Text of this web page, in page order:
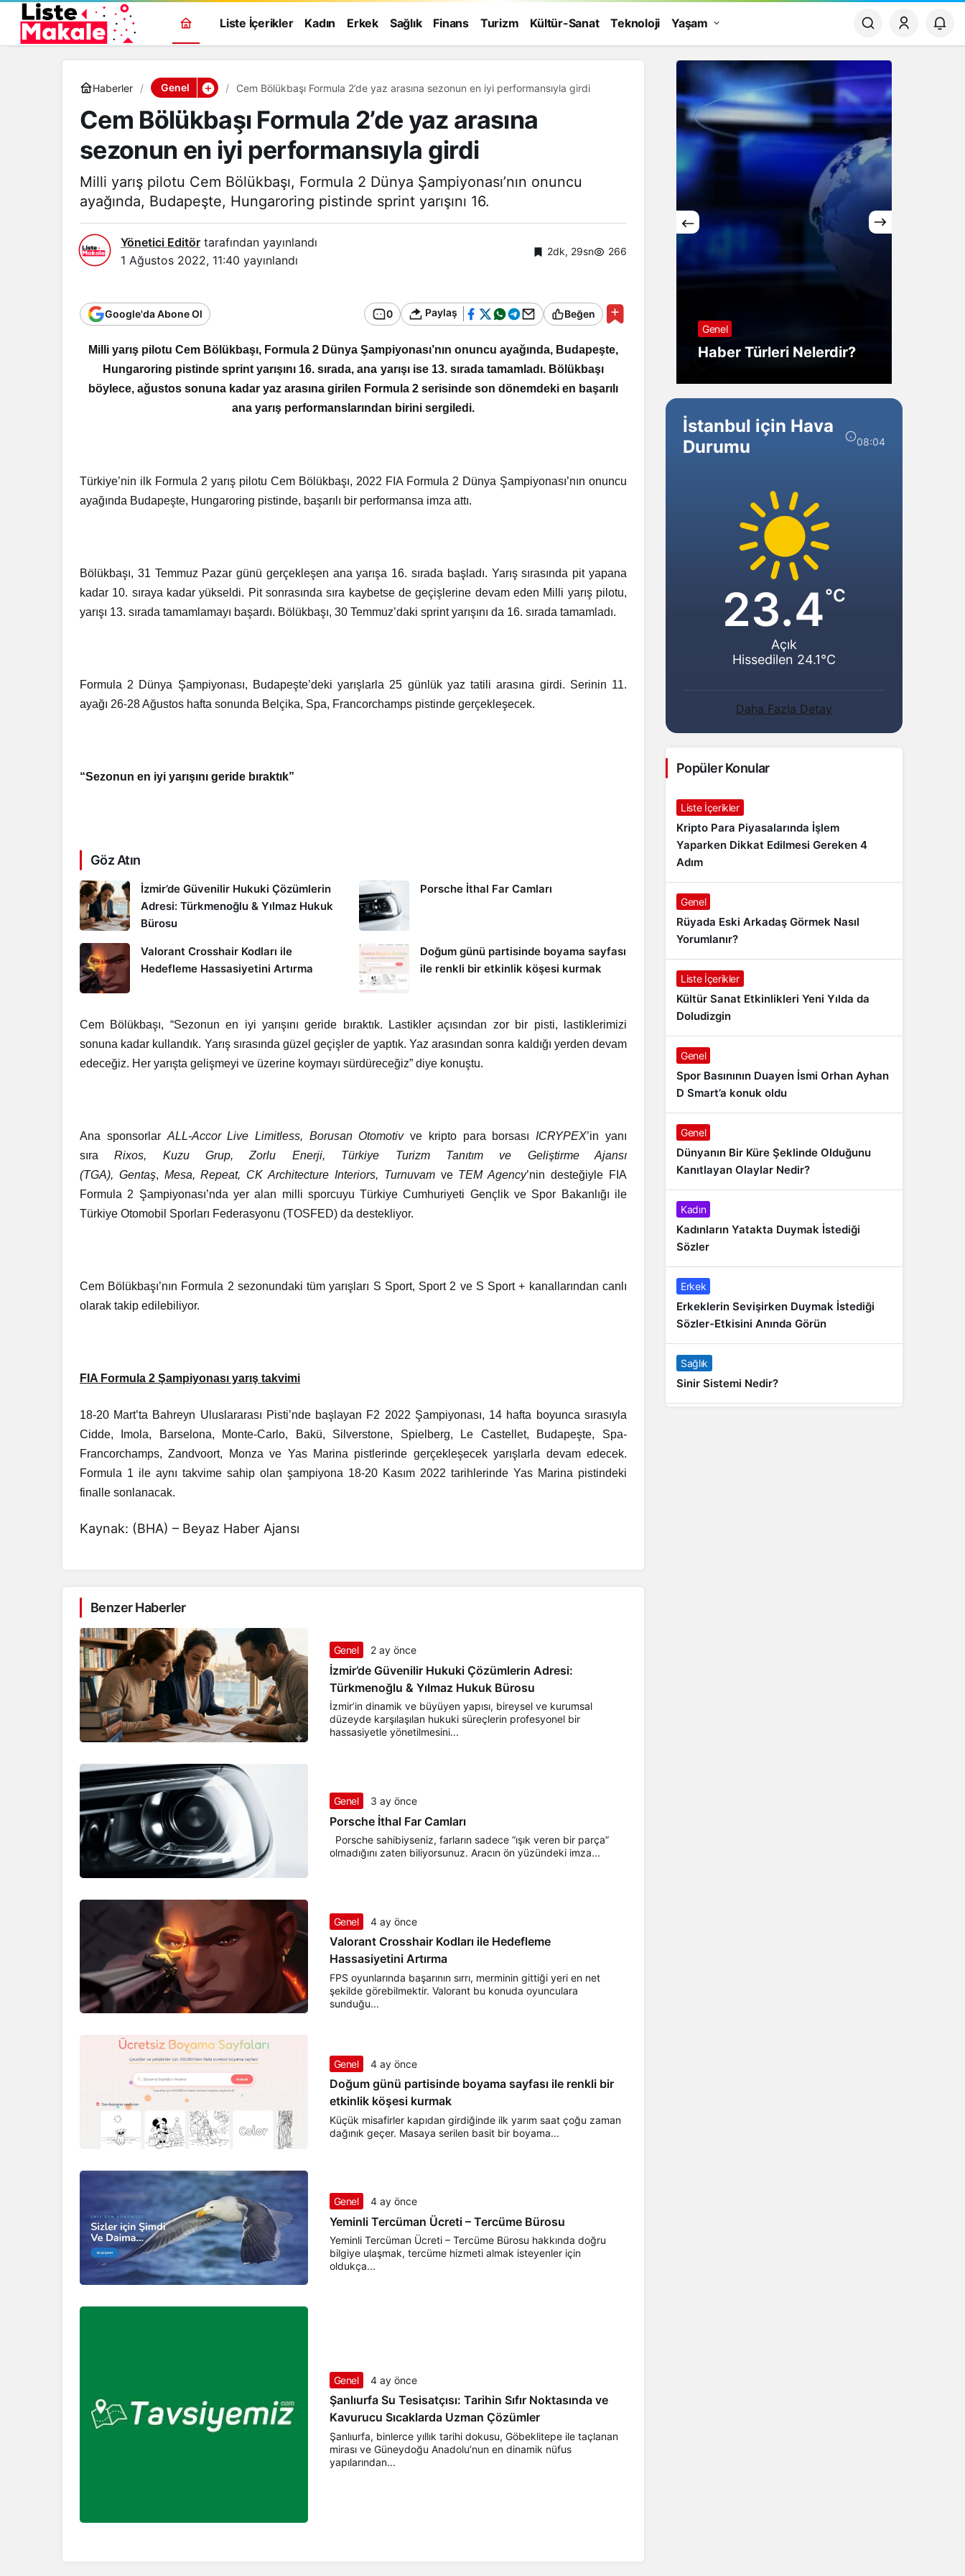
Liste İçerikler Kadın Erkek Sağlık Finans Turizm Kültür-Sanat Teknoloji Yaşam
Haberler Genel Cem Bölükbaşı Formula 2’de yaz arasına sezonun en iyi performansıyla girdi
Cem Bölükbaşı Formula 2’de yaz arasına
sezonun en iyi performansıyla girdi
Milli yarış pilotu Cem Bölükbaşı, Formula 2 Dünya Şampiyonası’nın onuncu
ayağında, Budapeşte, Hungaroring pistinde sprint yarışını 16.
Yönetici Editör tarafından yayınlandı
1 Ağustos 2022, 11:40 yayınlandı
2dk, 29sn 266
Google'da Abone Ol 0 Paylaş Beğen
Milli yarış pilotu Cem Bölükbaşı, Formula 2 Dünya Şampiyonası’nın onuncu ayağında, Budapeşte,
Hungaroring pistinde sprint yarışını 16. sırada, ana yarışı ise 13. sırada tamamladı. Bölükbaşı
böylece, ağustos sonuna kadar yaz arasına girilen Formula 2 serisinde son dönemdeki en başarılı
ana yarış performanslarından birini sergiledi.
Türkiye’nin ilk Formula 2 yarış pilotu Cem Bölükbaşı, 2022 FIA Formula 2 Dünya Şampiyonası’nın onuncu
ayağında Budapeşte, Hungaroring pistinde, başarılı bir performansa imza attı.
Bölükbaşı, 31 Temmuz Pazar günü gerçekleşen ana yarışa 16. sırada başladı. Yarış sırasında pit yapana
kadar 10. sıraya kadar yükseldi. Pit sonrasında sıra kaybetse de geçişlerine devam eden Milli yarış pilotu,
yarışı 13. sırada tamamlamayı başardı. Bölükbaşı, 30 Temmuz’daki sprint yarışını da 16. sırada tamamladı.
Formula 2 Dünya Şampiyonası, Budapeşte’deki yarışlarla 25 günlük yaz tatili arasına girdi. Serinin 11.
ayağı 26-28 Ağustos hafta sonunda Belçika, Spa, Francorchamps pistinde gerçekleşecek.
“Sezonun en iyi yarışını geride bıraktık”
Göz Atın
İzmir’de Güvenilir Hukuki Çözümlerin
Adresi: Türkmenoğlu & Yılmaz Hukuk
Bürosu
Porsche İthal Far Camları
Valorant Crosshair Kodları ile
Hedefleme Hassasiyetini Artırma
Doğum günü partisinde boyama sayfası
ile renkli bir etkinlik köşesi kurmak
Cem Bölükbaşı, “Sezonun en iyi yarışını geride bıraktık. Lastikler açısından zor bir pisti, lastiklerimizi
sonuna kadar kullandık. Yarış sırasında güzel geçişler de yaptık. Yaz arasından sonra kaldığı yerden devam
edeceğiz. Her yarışta gelişmeyi ve üzerine koymayı sürdüreceğiz” diye konuştu.
Ana sponsorlar ALL-Accor Live Limitless, Borusan Otomotivve kripto para borsası ICRYPEX’in yanı
sıraRixos, Kuzu Grup, Zorlu Enerji, Türkiye Turizm Tanıtım ve Geliştirme Ajansı
(TGA), Gentaş, Mesa, Repeat, CK Architecture Interiors, Turnuvamve TEM Agency’nin desteğiyle FIA
Formula 2 Şampiyonası’nda yer alan milli sporcuyu Türkiye Cumhuriyeti Gençlik ve Spor Bakanlığı ile
Türkiye Otomobil Sporları Federasyonu (TOSFED) da destekliyor.
Cem Bölükbaşı’nın Formula 2 sezonundaki tüm yarışları S Sport, Sport 2 ve S Sport + kanallarından canlı
olarak takip edilebiliyor.
FIA Formula 2 Şampiyonası yarış takvimi
18-20 Mart’ta Bahreyn Uluslararası Pisti’nde başlayan F2 2022 Şampiyonası, 14 hafta boyunca sırasıyla
Cidde, Imola, Barselona, Monte-Carlo, Bakü, Silverstone, Spielberg, Le Castellet, Budapeşte, Spa-
Francorchamps, Zandvoort, Monza ve Yas Marina pistlerinde gerçekleşecek yarışlarla devam edecek.
Formula 1 ile aynı takvime sahip olan şampiyona 18-20 Kasım 2022 tarihlerinde Yas Marina pistindeki
finalle sonlanacak.
Kaynak: (BHA) – Beyaz Haber Ajansı
Benzer Haberler
Genel 2 ay önce
İzmir’de Güvenilir Hukuki Çözümlerin Adresi:
Türkmenoğlu & Yılmaz Hukuk Bürosu
İzmir’in dinamik ve büyüyen yapısı, bireysel ve kurumsal
düzeyde karşılaşılan hukuki süreçlerin profesyonel bir
hassasiyetle yönetilmesini...
Genel 3 ay önce
Porsche İthal Far Camları
Porsche sahibiyseniz, farların sadece “ışık veren bir parça”
olmadığını zaten biliyorsunuz. Aracın ön yüzündeki imza...
Genel 4 ay önce
Valorant Crosshair Kodları ile Hedefleme
Hassasiyetini Artırma
FPS oyunlarında başarının sırrı, merminin gittiği yeri en net
şekilde görebilmektir. Valorant bu konuda oyunculara
sunduğu...
Genel 4 ay önce
Doğum günü partisinde boyama sayfası ile renkli bir
etkinlik köşesi kurmak
Küçük misafirler kapıdan girdiğinde ilk yarım saat çoğu zaman
dağınık geçer. Masaya serilen basit bir boyama...
Genel 4 ay önce
Yeminli Tercüman Ücreti – Tercüme Bürosu
Yeminli Tercüman Ücreti – Tercüme Bürosu hakkında doğru
bilgiye ulaşmak, tercüme hizmeti almak isteyenler için
oldukça...
Genel 4 ay önce
Şanlıurfa Su Tesisatçısı: Tarihin Sıfır Noktasında ve
Kavurucu Sıcaklarda Uzman Çözümler
Şanlıurfa, binlerce yıllık tarihi dokusu, Göbeklitepe ile taçlanan
mirası ve Güneydoğu Anadolu’nun en dinamik nüfus
yapılarından...
Genel
Zaman Bağlanır?
Genel
Haber Türleri Nelerdir?
İstanbul için Hava
Durumu
08:04
23.4°C
Açık
Hissedilen 24.1°C
Daha Fazla Detay
Popüler Konular
Liste İçerikler
Kripto Para Piyasalarında İşlem
Yaparken Dikkat Edilmesi Gereken 4
Adım
Genel
Rüyada Eski Arkadaş Görmek Nasıl
Yorumlanır?
Liste İçerikler
Kültür Sanat Etkinlikleri Yeni Yılda da
Doludizgin
Genel
Spor Basınının Duayen İsmi Orhan Ayhan
D Smart’a konuk oldu
Genel
Dünyanın Bir Küre Şeklinde Olduğunu
Kanıtlayan Olaylar Nedir?
Kadın
Kadınların Yatakta Duymak İstediği
Sözler
Erkek
Erkeklerin Sevişirken Duymak İstediği
Sözler-Etkisini Anında Görün
Sağlık
Sinir Sistemi Nedir?